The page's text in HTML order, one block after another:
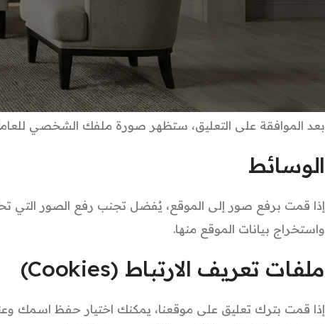
الكونسول
مرايا المداخل
اكتشاف الرسائل المزعجة (Spam).
سياسة الخصوصية الخاصة بخدمة Gravatar من هنا:
privacy/
بعد الموافقة على التعليق، ستظهر صورة ملفك الشخصي
الوسائط
واستخراج بيانات الموقع منها.
ملفات تعريف الارتباط (Cookies)